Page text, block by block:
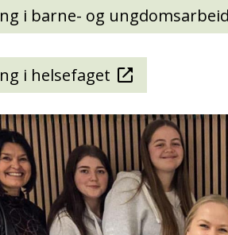
i barne- og
i helsefaget